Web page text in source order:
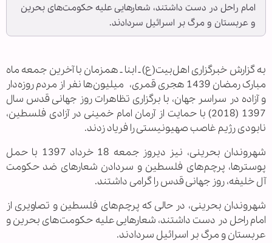
امام راحل در دست داشتند، شعارهایی علیه حکومت‌های بحرین
و عربستان و مرگ بر اسرائیل سردادند.
به گزارش خبرگزاری اهل‌بیت(ع) ـ ابنا ـهمزمان با آخرین جمعه ماه
مبارک رمضان 1439 هجری قمری،
میلیون‌ها نفر از مردم روزه‌دار
و آزاده در سراسر جهان، با برگزاری تظاهرات روز جهانی قدس سال
1397 (2018) با حمایت از آرمان امام خمینی در آزادی فلسطین،
نابودی رژیم غاصب صهیونیستی را فریاد زدند.
شهروندان بحرینی، نیز دیروز جمعه 18 خرداد 1397 با حمل
پوسترها، پرچم‌های فلسطین و سردادن شعارهای ضد حکومت
آل خلیفه، روز جهانی قدس را گرامی داشتند.
شهروندان بحرینی، در حالی که پرچم‌های فلسطین و تصاویری از
امام راحل در دست داشتند، شعارهایی علیه حکومت‌های بحرین و
عربستان و مرگ بر اسرائیل سردادند.